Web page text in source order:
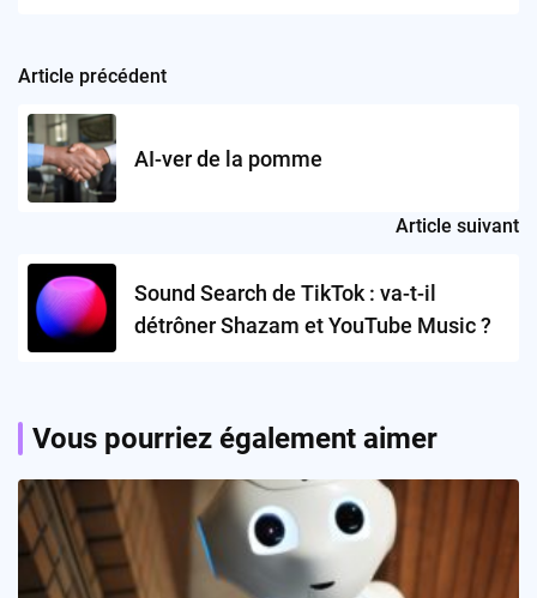
Post
navigation
Article précédent
AI-ver de la pomme
Article suivant
Sound Search de TikTok : va-t-il
détrôner Shazam et YouTube Music ?
Vous pourriez également aimer